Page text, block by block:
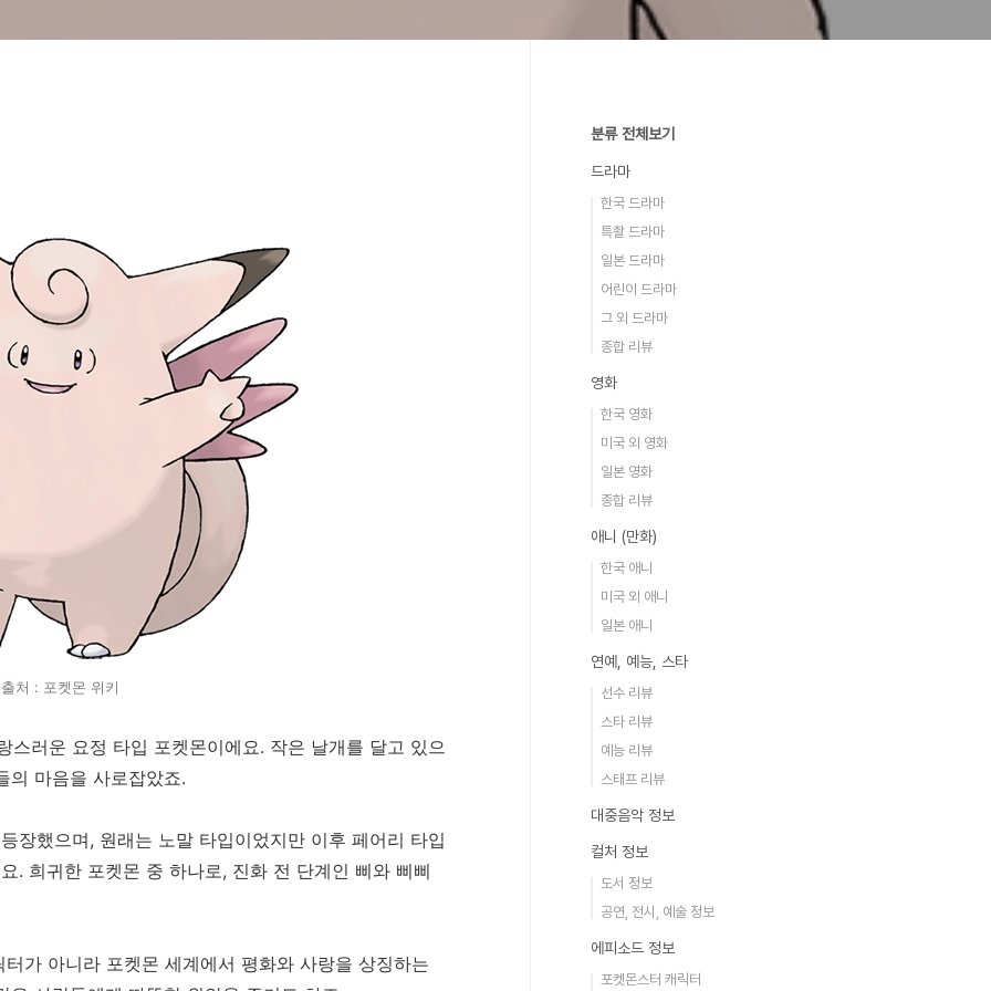
출처 : 포켓몬 위키
스러운 요정 타입 포켓몬이에요. 작은 날개를 달고 있으
의 마음을 사로잡았죠.
장했으며, 원래는 노말 타입이었지만 이후 페어리 타입
. 희귀한 포켓몬 중 하나로, 진화 전 단계인 삐와 삐삐
가 아니라 포켓몬 세계에서 평화와 사랑을 상징하는
분류 전체보기
드라마
한국 드라마
특촬 드라마
일본 드라마
어린이 드라마
그 외 드라마
종합 리뷰
영화
한국 영화
미국 외 영화
일본 영화
종합 리뷰
애니 (만화)
한국 애니
미국 외 애니
일본 애니
연예, 예능, 스타
선수 리뷰
스타 리뷰
예능 리뷰
스태프 리뷰
대중음악 정보
컬처 정보
도서 정보
공연, 전시, 예술 정보
에피소드 정보
포켓몬스터 캐릭터